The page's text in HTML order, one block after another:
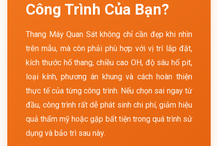
Công Trình Của Bạn?
Thang Máy Quan Sát không chỉ cần đẹp khi nhìn
trên mẫu, mà còn phải phù hợp với vị trí lắp đặt,
kích thước hố thang, chiều cao OH, độ sâu hố pit,
loại kính, phương án khung và cách hoàn thiện
thực tế của từng công trình. Nếu chọn sai ngay từ
đầu, công trình rất dễ phát sinh chi phí, giảm hiệu
quả thẩm mỹ hoặc gặp bất tiện trong quá trình sử
dụng và bảo trì sau này.